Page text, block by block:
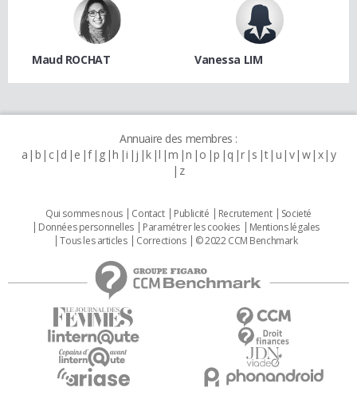
Maud ROCHAT Vanessa LIM
Annuaire des membres :
a b c d e f g h i j k l m n o p q r s t u v w x y
z
Qui sommes nous Contact Publicité Recrutement
Societé
Données personnelles
Paramétrer les cookies
Mentions légales
Tous les articles
Corrections © 2022 CCM Benchmark